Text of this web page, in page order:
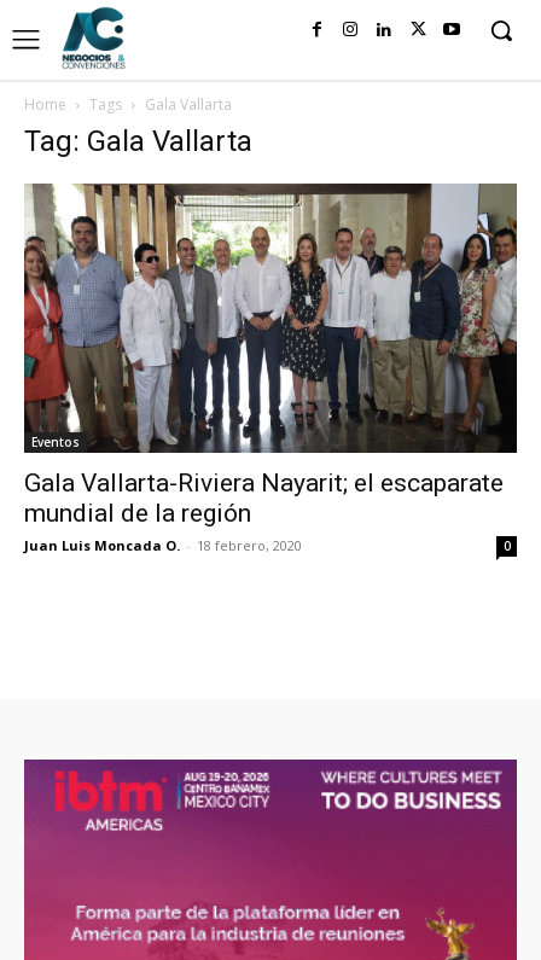
Home Tags Gala Vallarta
Tag: Gala Vallarta
Eventos
Gala Vallarta-Riviera Nayarit; el escaparate
mundial de la región
Juan Luis Moncada O. - 18 febrero, 2020 0